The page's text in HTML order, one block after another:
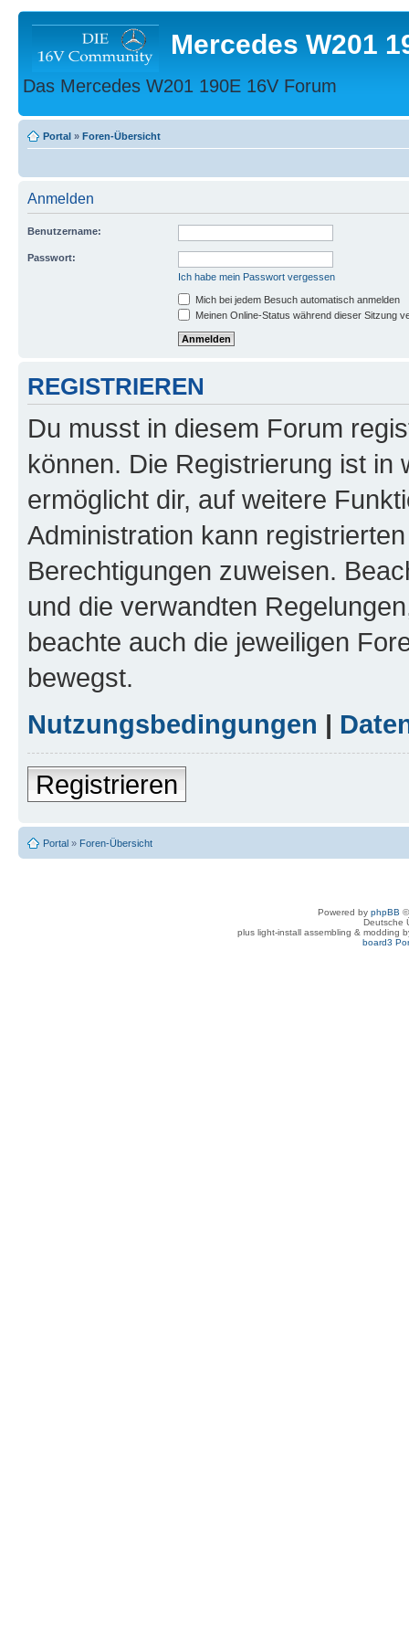
Mercedes W201
Das Mercedes W201 190E 16V Forum
Portal » Foren-Übersicht
Anmelden
Benutzername:
Passwort:
Ich habe mein Passwort vergessen
Mich bei jedem Besuch automatisch anmelden
Meinen Online-Status während dieser Sitzung
REGISTRIEREN
Du musst in diesem Forum
können. Die Registrierung ist in
ermöglicht dir, auf weitere
Administration kann
Berechtigungen zuweisen.
und die verwandten
beachte auch die jeweiligen
bewegst.
Nutzungsbedingungen |
Registrieren
Portal » Foren-Übersicht
Powered by phpBB
Deutsche
plus light-install assembling & modding
board3